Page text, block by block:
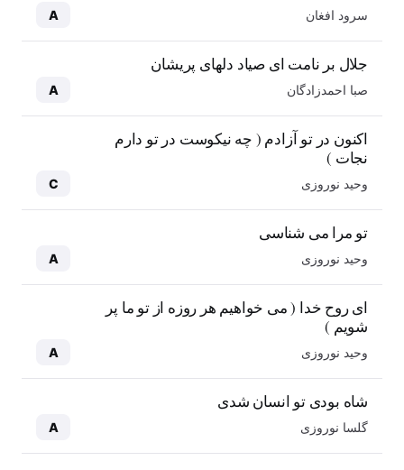
سرود افغان A
جلال بر نامت ای صیاد دلهای پریشان
صبا احمدزادگان A
اکنون در تو آزادم ( چه نیکوست در تو دارم
نجات )
وحید نوروزی C
تو مرا می شناسی
وحید نوروزی A
ای روح خدا ( می خواهیم هر روزه از تو ما پر
شویم )
وحید نوروزی A
شاه بودی تو انسان شدی
گلسا نوروزی A